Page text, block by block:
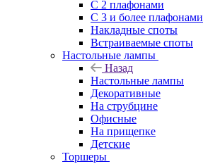
С 2 плафонами
С 3 и более плафонами
Накладные споты
Встраиваемые споты
Настольные лампы
Назад
Настольные лампы
Декоративные
На струбцине
Офисные
На прищепке
Детские
Торшеры